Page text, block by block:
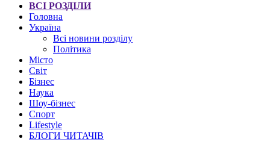
ВСІ РОЗДІЛИ
Головна
Україна
Всі новини розділу
Політика
Місто
Світ
Бізнес
Наука
Шоу-бізнес
Спорт
Lifestyle
БЛОГИ ЧИТАЧІВ